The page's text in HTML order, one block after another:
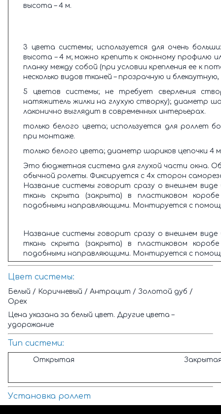
высота – 4 м.
3 цвета системы; используется для очень
высота – 4 м; можно крепить к оконному профилю
планку между собой (при условии крепления ее к
несколько видов тканей – прозрачную и
5 цветов системы; не требует сверления
натяжитель жилки на глухую створку); диаметр
лаконично выглядит в современных интерьерах.
только белого цвета; используется для роллет
при монтаже.
только белого цвета; диаметр шариков цепочки 4
Это бюджетная система для глухой части окна.
обычной ролеты. Фиксируется с 4х сторон
Название системы говорит сразу о внешнем
ткань скрыта (закрыта) в пластиковом
подобными направляющими. Монтируется с
Название системы говорит сразу о внешнем
ткань скрыта (закрыта) в пластиковом
подобными направляющими. Монтируется с
Цвет системы:
Белый / Коричневый / Антрацит / Золотой дуб /
Орех
Цена указана за белый цвет. Другие цвета –
удорожание
Тип системи:
Открытая
Установка роллет